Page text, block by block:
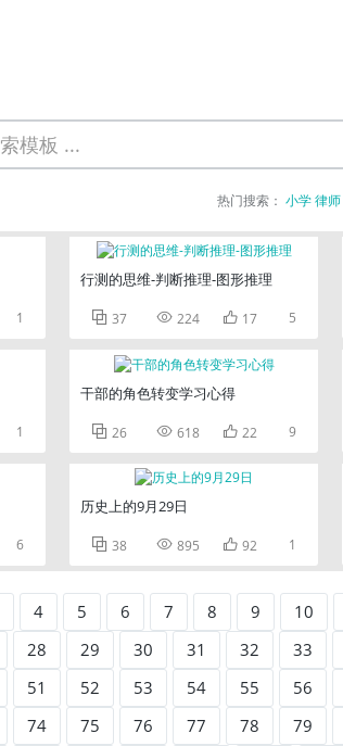
热门搜索： 小学律师
1
1
6
行测的思维-判断推理-图形推理
 37  224  17 5
干部的角色转变学习心得
 26  618  22 9
历史上的9月29日
 38  895  92 1
4 5 6 7 8 9 10
28 29 30 31 32 33
51 52 53 54 55 56
74 75 76 77 78 79